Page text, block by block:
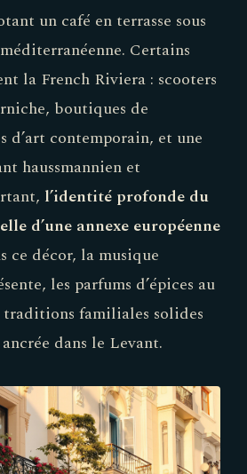
un café en terrasse sous
Certains
la French Riviera : scooters
boutiques de
d’art contemporain, et une
haussmannien et
l’identité profonde du
d’une annexe européenne
ce décor, la musique
les parfums d’épices au
traditions familiales solides
dans le Levant.